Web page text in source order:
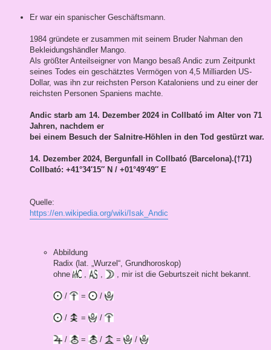
Er war ein spanischer Geschäftsmann.
1984 gründete er zusammen mit seinem Bruder Nahman den
Bekleidungshändler Mango.
Als größter Anteilseigner von Mango besaß Andic zum Zeitpunkt
seines Todes ein geschätztes Vermögen von 4,5 Milliarden US-
Dollar, was ihn zur reichsten Person Kataloniens und zu einer der
reichsten Personen Spaniens machte.
Andic starb am 14. Dezember 2024 in Collbató im Alter von 71
Jahren, nachdem er
bei einem Besuch der Salnitre-Höhlen in den Tod gestürzt war.
14. Dezember 2024, Bergunfall in Collbató (Barcelona).(†71)
Collbató: +41°34′15″ N / +01°49′49″ E
Quelle:
https://en.wikipedia.org/wiki/Isak_Andic
Abbildung
Radix (lat. „Wurzel“, Grundhoroskop)
ohne
, , , mir ist die Geburtszeit nicht bekannt.
/ = /
/ = /
/ = / = /